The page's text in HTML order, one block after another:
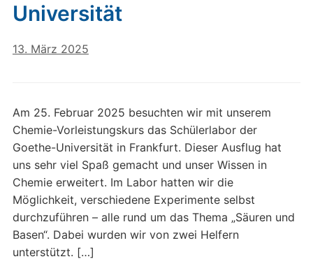
Universität
13. März 2025
Am 25. Februar 2025 besuchten wir mit unserem
Chemie-Vorleistungskurs das Schülerlabor der
Goethe-Universität in Frankfurt. Dieser Ausflug hat
uns sehr viel Spaß gemacht und unser Wissen in
Chemie erweitert. Im Labor hatten wir die
Möglichkeit, verschiedene Experimente selbst
durchzuführen – alle rund um das Thema „Säuren und
Basen“. Dabei wurden wir von zwei Helfern
unterstützt. […]